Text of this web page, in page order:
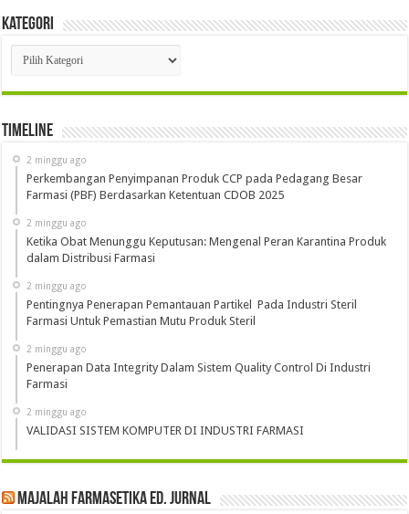
Kategori
Kategori
Timeline
2 minggu ago
Perkembangan Penyimpanan Produk CCP pada Pedagang Besar
Farmasi (PBF) Berdasarkan Ketentuan CDOB 2025
2 minggu ago
Ketika Obat Menunggu Keputusan: Mengenal Peran Karantina Produk
dalam Distribusi Farmasi
2 minggu ago
Pentingnya Penerapan Pemantauan Partikel Pada Industri Steril
Farmasi Untuk Pemastian Mutu Produk Steril
2 minggu ago
Penerapan Data Integrity Dalam Sistem Quality Control Di Industri
Farmasi
2 minggu ago
VALIDASI SISTEM KOMPUTER DI INDUSTRI FARMASI
Majalah Farmasetika Ed. Jurnal